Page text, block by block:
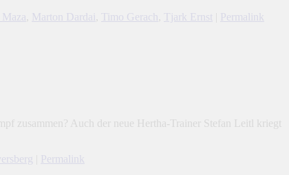
Marton Dardai Timo Gerach Tjark Ernst
Permalink
zusammen? Auch der neue Hertha-Trainer Stefan Leitl kriegt
Permalink